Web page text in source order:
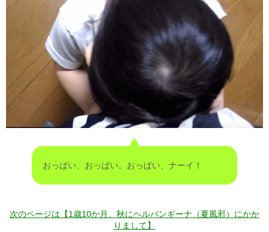
おっぱい、おっぱい。おっぱい、ナーイ！
次のページは【1歳10か月、秋にヘルパンギーナ（夏風邪）にかか
りまして】